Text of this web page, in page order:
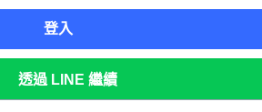
登入
透過 LINE 繼續